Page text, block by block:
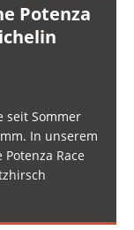
Potenza
seit Sommer
In unserem
Race